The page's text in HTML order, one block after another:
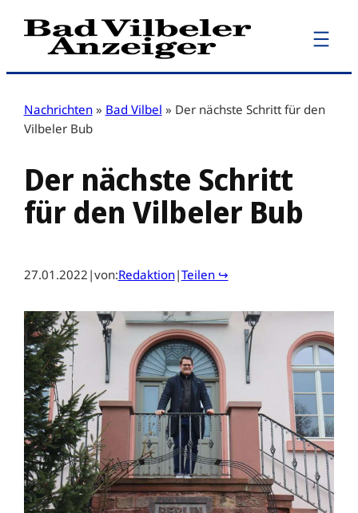
Zum
Inhalt
Nachrichten » Bad Vilbel » Der nächste Schritt für den
Vilbeler Bub
Der nächste Schritt
für den Vilbeler Bub
27.01.2022 |von:Redaktion|Teilen ↪